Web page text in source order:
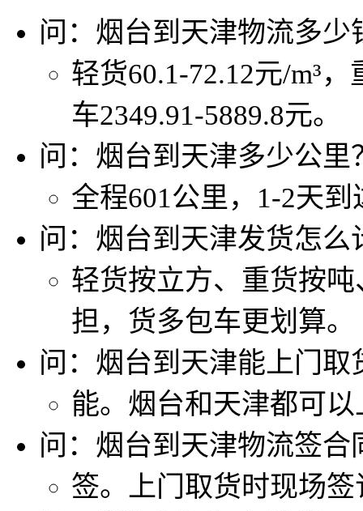
问：烟台到天津物流多少
轻货60.1-72.12元/m³
车2349.91-5889.8元。
问：烟台到天津多少公里
全程601公里，1-2天
问：烟台到天津发货怎么
轻货按立方、重货按
担，货多包车更划算。
问：烟台到天津能上门取
能。烟台和天津都可
问：烟台到天津物流签合
签。上门取货时现场